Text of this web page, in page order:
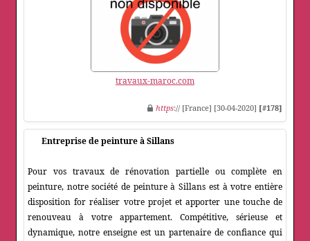
travaux-maroc.com
https:// [France] [30-04-2020] [#178]
Entreprise de peinture à Sillans
Pour vos travaux de rénovation partielle ou complète en
peinture, notre société de peinture à Sillans est à votre entière
disposition for réaliser votre projet et apporter une touche de
renouveau à votre appartement. Compétitive, sérieuse et
dynamique, notre enseigne est un partenaire de confiance qui